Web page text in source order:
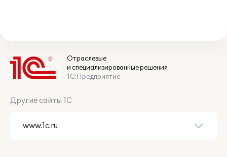
Отраслевые
и специализированные решения
1С:Предприятие
Другие сайты 1С